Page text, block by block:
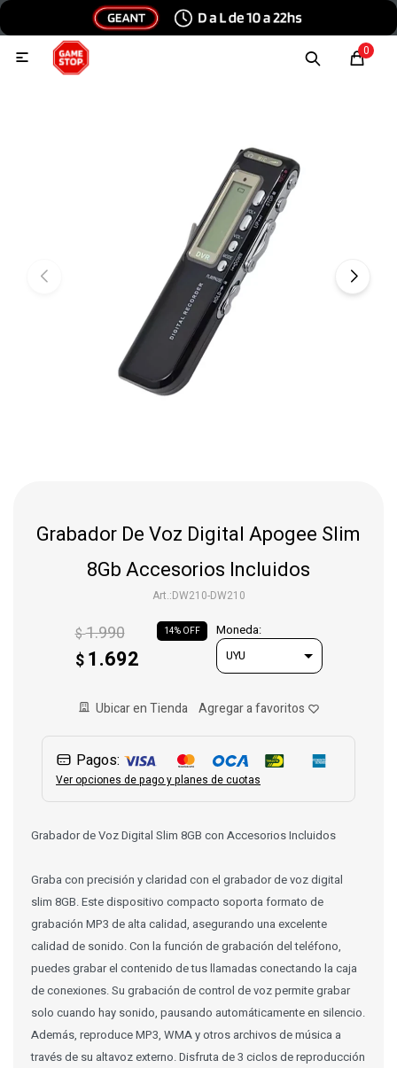
0

Grabador De Voz Digital Apogee Slim
8Gb Accesorios Incluidos
DW210-DW210
$ 1.692
$1.990 14 Moneda:
Ubicar en Tienda
Pagos:
Ver opciones de pago y planes de cuotas
Grabador de Voz Digital Slim 8GB con Accesorios Incluidos
Graba con precisión y claridad con el grabador de voz digital
slim 8GB. Este dispositivo compacto soporta formato de
grabación MP3 de alta calidad, asegurando una excelente
calidad de sonido. Con la función de grabación del teléfono,
puedes grabar el contenido de tus llamadas conectando la caja
de conexiones. Su grabación de control de voz permite grabar
solo cuando hay sonido, pausando automáticamente en silencio.
Además, reproduce MP3, WMA y otros archivos de música a
través de su altavoz externo. Disfruta de 3 ciclos de reproducción
Consolas y videojuegos
Juguetes